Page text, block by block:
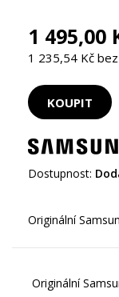
1 495,00
1 235,54 Kč
Dostupnost:
Originální